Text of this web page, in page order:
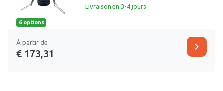
6 options
Livraison en 3-4 jours
À partir de
€ 173,31
chevron_right